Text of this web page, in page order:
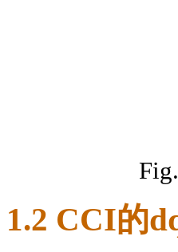
1.2 CCI的